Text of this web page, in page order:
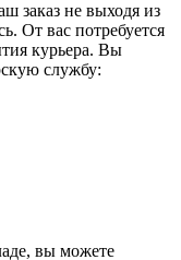
заказ не выходя из
От вас потребуется
курьера. Вы
службу:
вы можете